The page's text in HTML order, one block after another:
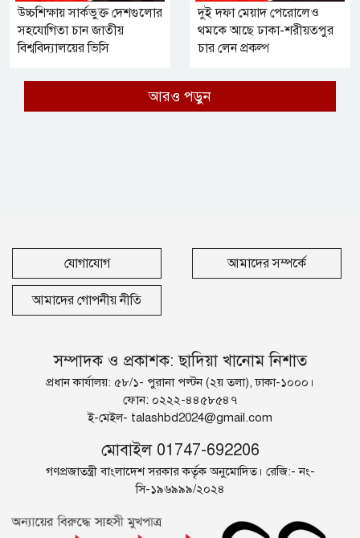
উচ্চশিক্ষায় সার্কভুক্ত দেশগুলোর
সহযোগিতা চান জাতীয়
বিশ্ববিদ্যালয়ের ভিসি
দুই দফা মেয়াদ পেরোলেও
থমকে আছে ঢাকা-শরীয়তপুর
চার লেন প্রকল্প
আরও পড়ুন
যোগাযোগ আমাদের সম্পর্কে
আমাদের গোপনীয় নীতি
সম্পাদক ও প্রকাশক: ছাদিয়া খানোম নিশাত
প্রধান কার্যালয়: ৫৮/১- পুরানা পল্টন (২য় তলা), ঢাকা-১০০০।
ফোন: ০২২২-৪৪৫৮৫৪৭
ই-মেইল- talashbd2024@gmail.com
মোবাইল 01747-692206
গণপ্রজাতন্ত্রী বাংলাদেশ সরকার কর্তৃক অনুমোদিত। রেজি:- নং-
সি-১৯৬৯৯৯/২০২৪